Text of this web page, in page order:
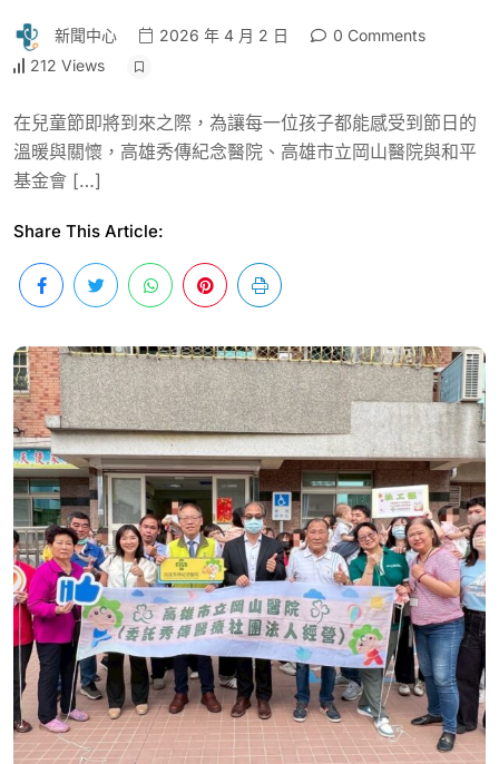
新聞中心 2026 年 4 月 2 日
0 Comments
212 Views
在兒童節即將到來之際，為讓每一位孩子都能感受到節日的
溫暖與關懷，高雄秀傳紀念醫院、高雄市立岡山醫院與和平
基金會 […]
Share This Article: